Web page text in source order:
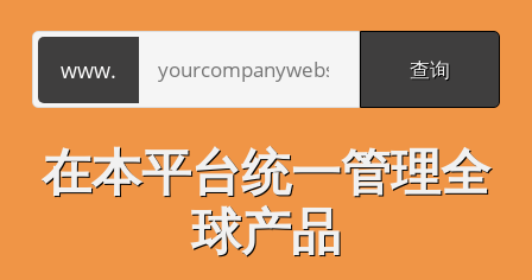
在本平台统一管理全
球产品